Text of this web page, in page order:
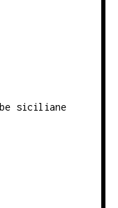
siciliane